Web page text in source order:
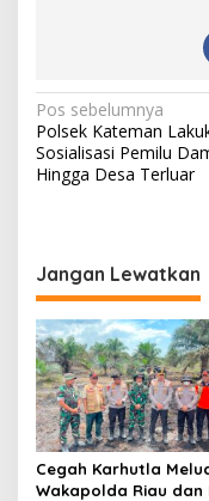
N
a
v
a
s
i
p
o
s
Pos sebelumnya
Polsek Kateman
Sosialisasi Pemilu
Hingga Desa Terluar
Jangan Lewatkan
Cegah Karhutla
Wakapolda Riau dan